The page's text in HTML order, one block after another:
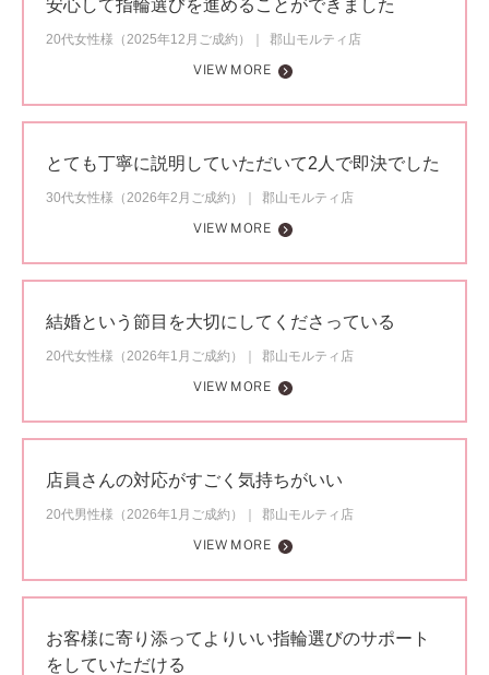
安心して指輪選びを進めることができました
20代女性様（2025年12月ご成約）
郡山モルティ店
VIEW MORE
とても丁寧に説明していただいて2人で即決でした
30代女性様（2026年2月ご成約）
郡山モルティ店
VIEW MORE
結婚という節目を大切にしてくださっている
20代女性様（2026年1月ご成約）
郡山モルティ店
VIEW MORE
店員さんの対応がすごく気持ちがいい
20代男性様（2026年1月ご成約）
郡山モルティ店
VIEW MORE
お客様に寄り添ってよりいい指輪選びのサポート
をしていただける